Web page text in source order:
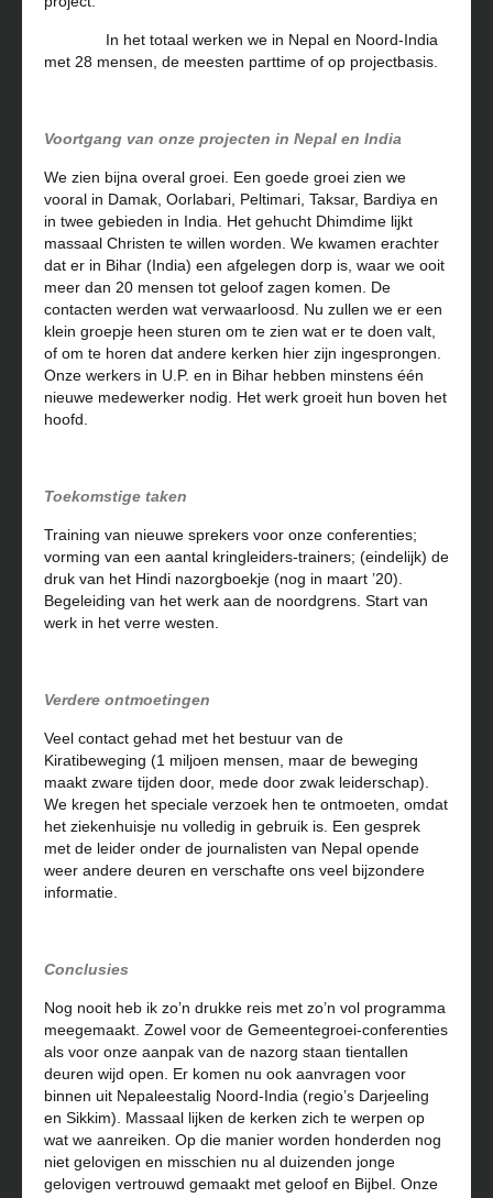
In het totaal werken we in Nepal en Noord-India
met 28 mensen, de meesten parttime of op projectbasis.
Voortgang van onze projecten in Nepal en India
We zien bijna overal groei. Een goede groei zien we
vooral in Damak, Oorlabari, Peltimari, Taksar, Bardiya en
in twee gebieden in India. Het gehucht Dhimdime lijkt
massaal Christen te willen worden. We kwamen erachter
dat er in Bihar (India) een afgelegen dorp is, waar we ooit
meer dan 20 mensen tot geloof zagen komen. De
contacten werden wat verwaarloosd. Nu zullen we er een
klein groepje heen sturen om te zien wat er te doen valt,
of om te horen dat andere kerken hier zijn ingesprongen.
Onze werkers in U.P. en in Bihar hebben minstens één
nieuwe medewerker nodig. Het werk groeit hun boven het
hoofd.
Toekomstige taken
Training van nieuwe sprekers voor onze conferenties;
vorming van een aantal kringleiders-trainers; (eindelijk) de
druk van het Hindi nazorgboekje (nog in maart ’20).
Begeleiding van het werk aan de noordgrens. Start van
werk in het verre westen.
Verdere ontmoetingen
Veel contact gehad met het bestuur van de
Kiratibeweging (1 miljoen mensen, maar de beweging
maakt zware tijden door, mede door zwak leiderschap).
We kregen het speciale verzoek hen te ontmoeten, omdat
het ziekenhuisje nu volledig in gebruik is. Een gesprek
met de leider onder de journalisten van Nepal opende
weer andere deuren en verschafte ons veel bijzondere
informatie.
Conclusies
Nog nooit heb ik zo’n drukke reis met zo’n vol programma
meegemaakt. Zowel voor de Gemeentegroei-conferenties
als voor onze aanpak van de nazorg staan tientallen
deuren wijd open. Er komen nu ook aanvragen voor
binnen uit Nepaleestalig Noord-India (regio’s Darjeeling
en Sikkim). Massaal lijken de kerken zich te werpen op
wat we aanreiken. Op die manier worden honderden nog
niet gelovigen en misschien nu al duizenden jonge
gelovigen vertrouwd gemaakt met geloof en Bijbel. Onze